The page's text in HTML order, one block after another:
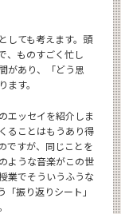
しても考えます。頭
、ものすごく忙し
があり、「どう思
す。
エッセイを紹介しま
ることはもうあり得
ですが、同じことを
ような音楽がこの世
業でそういうふうな
振り返りシート」